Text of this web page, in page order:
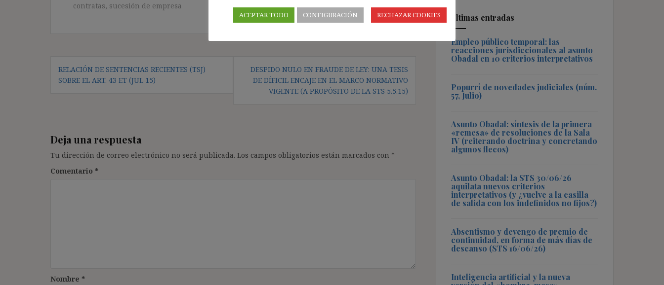
contratas, sucesión de empresa
Navegación
de
RELACIÓN DE SENTENCIAS RECIENTES (TSJ)
SOBRE EL ART. 43 ET (JUL 15)
DESPIDO NULO EN FRAUDE DE LEY: UNA TESIS
DE DÍFICIL ENCAJE EN EL MARCO NORMATIVO
VIGENTE (A PROPÓSITO DE LA STS 5.5.15)
Deja una respuesta
Tu dirección de correo electrónico no será publicada. Los campos obligatorios están marcados con *
Comentario *
Nombre *
Últimas entradas
Empleo público temporal: las
reacciones jurisdiccionales al asunto
Obadal en 10 criterios interpretativos
Popurrí de novedades judiciales (núm.
57, Julio)
Asunto Obadal: síntesis de la primera
«remesa» de resoluciones de la Sala
IV (reiterando doctrina y concretando
algunos flecos)
Asunto Obadal: la STS 30/06/26
aquilata nuevos criterios
interpretativos (y ¿vuelve a la casilla
de salida con los indefinidos no fijos?)
Absentismo y devengo de premio de
continuidad, en forma de más días de
descanso (STS 16/06/26)
Inteligencia artificial y la nueva
ACEPTAR TODO CONFIGURACIÓN RECHAZAR COOKIES